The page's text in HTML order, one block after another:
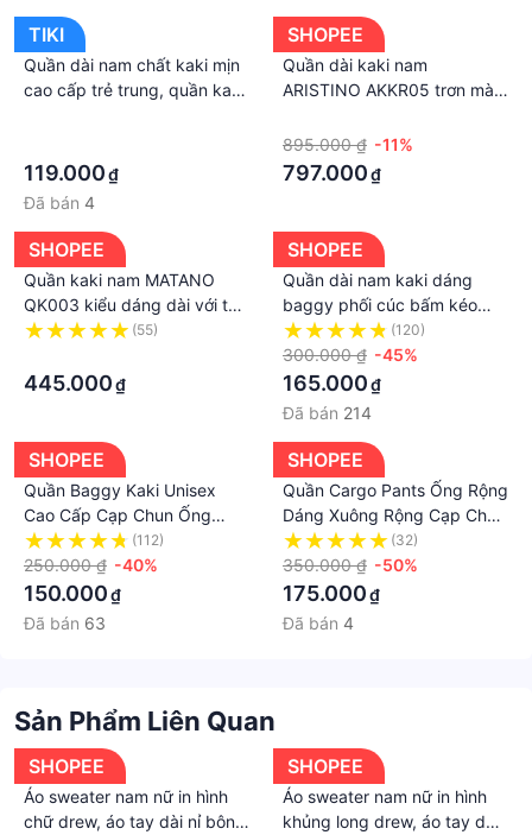
THĂM GIAN HÀNG DUYFASHION CỦA CHÚNG TÔI
#kaki_nam
#kaki_nam_dep
#kaki_dai
#kaki_nam_dai
#quan_kaki
#quan_kaki_dai_nam
#quan_kaki_tot
#kaki_xin
#Quan_kaki
#quan_kai_nam_gia_re
#quan_kaki_trung_nien
#quan_kaki_gia_re
#quan_kaki_tron
TIKI
Quần dài nam chất kaki mịn
cao cấp trẻ trung, quần kaki
màu lựa chọn, size từ 45-80
119.000₫
Đã bán 4
SHOPEE
Quần dài kaki nam
ARISTINO AKKR05 trơn màu
trẻ trung vải thô cotton cao
cấp mềm mại
895.000 ₫ -11%
797.000₫
SHOPEE
Quần kaki nam MATANO
QK003 kiểu dáng dài với túi
sau phối nắp, form slimfit,
hôi, co giãn
(55)
445.000₫
SHOPEE
Quần dài nam kaki dáng
baggy phối cúc bấm kéo
gấu phong cách tối giản
Nhật bản
(120)
300.000 ₫ -45%
165.000₫
Đã bán 214
SHOPEE
Quần Baggy Kaki Unisex
Cao Cấp Cạp Chun Ống
Suông Thoải Mái. Quần Dài
Kaki Baggy Nam Dáng Đứng
Ống Rộng - QKK11
(112)
250.000 ₫ -40%
150.000₫
Đã bán 63
SHOPEE
Quần Cargo Pants Ống Rộng
Dáng Xuông Rộng Cạp Chun
Túi Hộp Cho Nam Nữ Vải
Kaki Cotton Dày Dặn QCS01
(32)
350.000 ₫ -50%
175.000₫
Đã bán 4
Sản Phẩm Liên Quan
SHOPEE
Áo sweater nam nữ in hình
chữ drew, áo tay dài nỉ bông
SHOPEE
Áo sweater nam nữ in hình
khủng long drew, áo tay dài